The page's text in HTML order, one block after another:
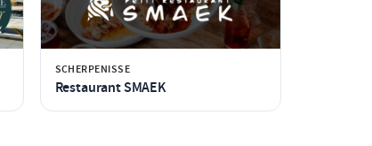
SCHERPENISSE
Restaurant SMAEK